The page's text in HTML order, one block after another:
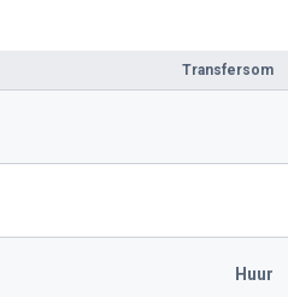
Transfersom
Huur